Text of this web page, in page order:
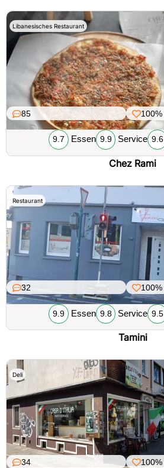
Libanesisches Restaurant
85 100%
9.7 Essen 9.9 Service 9.6
Chez Rami
Restaurant
32 100%
9.9 Essen 9.8 Service 9.5
Tamini
Deli
34 100%